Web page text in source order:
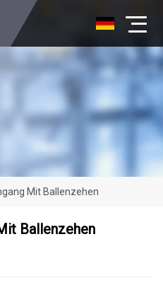
Mit Ballenzehen
Ballenzehen